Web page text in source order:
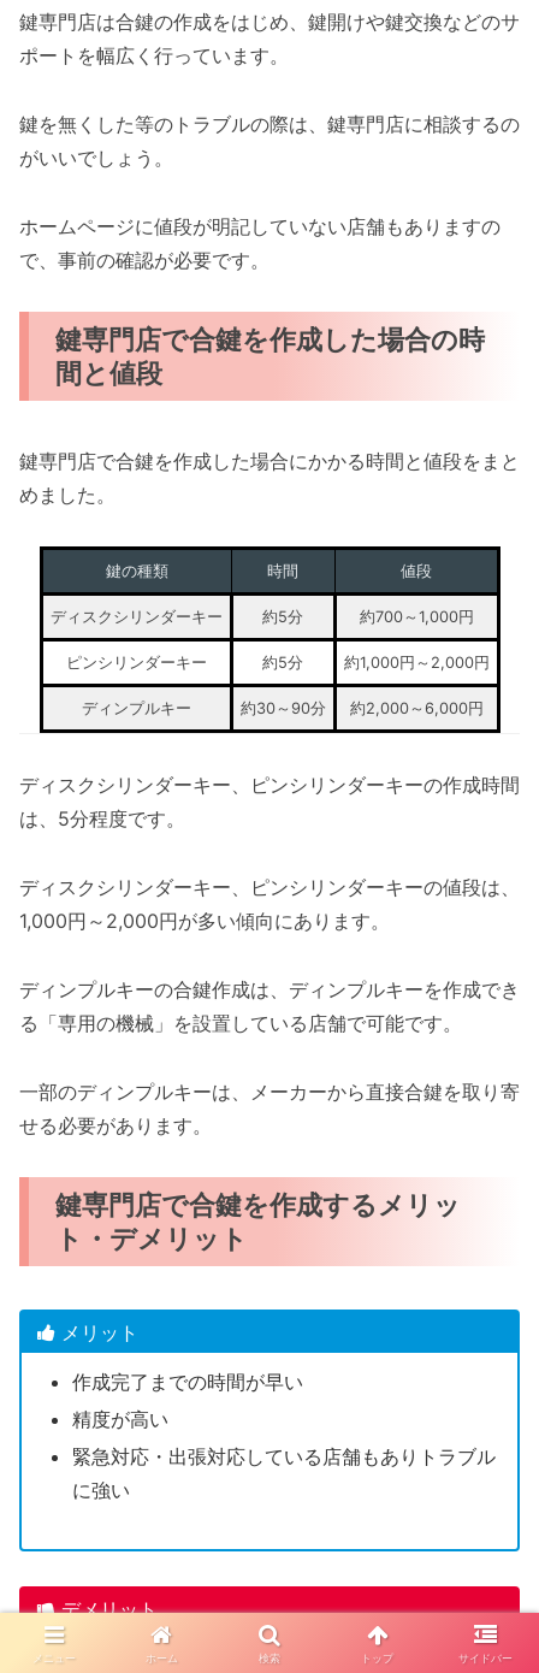
鍵専門店は合鍵の作成をはじめ、鍵開けや鍵交換などのサ
ポートを幅広く行っています。
鍵を無くした等のトラブルの際は、鍵専門店に相談するの
がいいでしょう。
ホームページに値段が明記していない店舗もありますの
で、事前の確認が必要です。
鍵専門店で合鍵を作成した場合の時
間と値段
鍵専門店で合鍵を作成した場合にかかる時間と値段をまと
めました。
鍵の種類 時間 値段
ディスクシリンダーキー 約5分 約700～1,000円
ピンシリンダーキー 約5分 約1,000円～2,000円
ディンプルキー 約30～90分 約2,000～6,000円
ディスクシリンダーキー、ピンシリンダーキーの作成時間
は、5分程度です。
ディスクシリンダーキー、ピンシリンダーキーの値段は、
1,000円～2,000円が多い傾向にあります。
ディンプルキーの合鍵作成は、ディンプルキーを作成でき
る「専用の機械」を設置している店舗で可能です。
一部のディンプルキーは、メーカーから直接合鍵を取り寄
せる必要があります。
鍵専門店で合鍵を作成するメリッ
ト・デメリット
メリット
作成完了までの時間が早い
精度が高い
緊急対応・出張対応している店舗もありトラブル
に強い
デメリット
一部のディンプルキーは店舗で合鍵作成できない
メニュー ホーム 検索 トップ サイドバー